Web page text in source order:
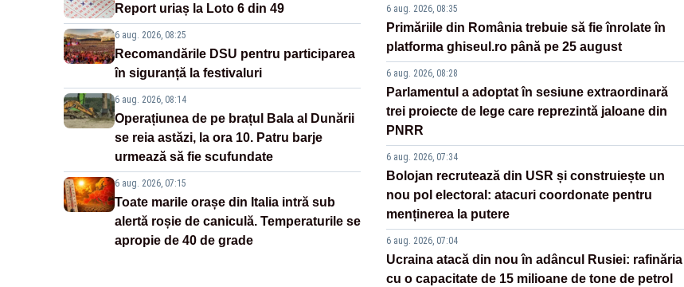
Report uriaș la Loto 6 din 49
6 aug. 2026, 08:25
Recomandările DSU pentru participarea
în siguranță la festivaluri
6 aug. 2026, 08:14
Operațiunea de pe brațul Bala al Dunării
se reia astăzi, la ora 10. Patru barje
urmează să fie scufundate
6 aug. 2026, 07:15
Toate marile orașe din Italia intră sub
alertă roșie de caniculă. Temperaturile se
apropie de 40 de grade
6 aug. 2026, 08:35
Primăriile din România trebuie să fie înrolate în
platforma ghiseul.ro până pe 25 august
6 aug. 2026, 08:28
Parlamentul a adoptat în sesiune extraordinară
trei proiecte de lege care reprezintă jaloane din
PNRR
6 aug. 2026, 07:34
Bolojan recrutează din USR și construiește un
nou pol electoral: atacuri coordonate pentru
menținerea la putere
6 aug. 2026, 07:04
Ucraina atacă din nou în adâncul Rusiei: rafinăria
cu o capacitate de 15 milioane de tone de petrol